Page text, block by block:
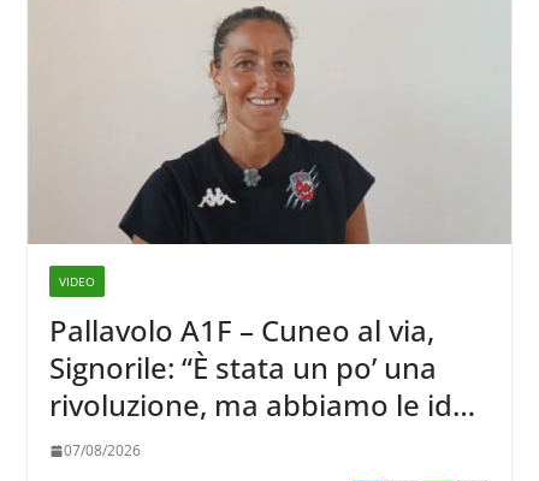
VIDEO
Pallavolo A1F – Cuneo al via,
Signorile: “È stata un po’ una
rivoluzione, ma abbiamo le idee
chiare siu cosa vogliamo fare”
07/08/2026